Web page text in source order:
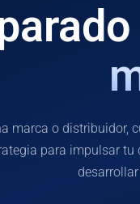
marca o distribuidor,
para impulsar